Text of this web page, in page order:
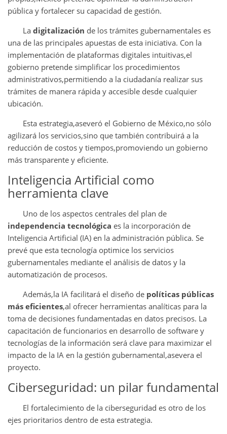
pública y fortalecer su capacidad de gestión.
La digitalización de los trámites gubernamentales es
una de las principales apuestas de esta iniciativa. Con la
implementación de plataformas digitales intuitivas,el
gobierno pretende simplificar los procedimientos
administrativos,permitiendo a la ciudadanía realizar sus
trámites de manera rápida y accesible desde cualquier
ubicación.
Esta estrategia,aseveró el Gobierno de México,no sólo
agilizará los servicios,sino que también contribuirá a la
reducción de costos y tiempos,promoviendo un gobierno
más transparente y eficiente.
Inteligencia Artificial como
herramienta clave
Uno de los aspectos centrales del plan de
independencia tecnológica es la incorporación de
Inteligencia Artificial (IA) en la administración pública. Se
prevé que esta tecnología optimice los servicios
gubernamentales mediante el análisis de datos y la
automatización de procesos.
Además,la IA facilitará el diseño de políticas públicas
más eficientes,al ofrecer herramientas analíticas para la
toma de decisiones fundamentadas en datos precisos. La
capacitación de funcionarios en desarrollo de software y
tecnologías de la información será clave para maximizar el
impacto de la IA en la gestión gubernamental,asevera el
proyecto.
Ciberseguridad: un pilar fundamental
El fortalecimiento de la ciberseguridad es otro de los
ejes prioritarios dentro de esta estrategia.